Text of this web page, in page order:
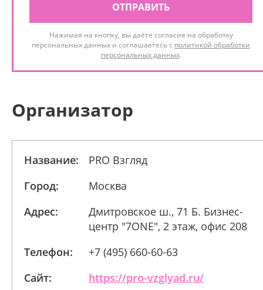
ОТПРАВИТЬ
Нажимая на кнопку, вы даёте согласие на обработку
персональных данных и соглашаетесь с политикой обработки
персональных данных.
Организатор
Название:
PRO Взгляд
Город:
Москва
Адрес:
Дмитровское ш., 71 Б. Бизнес-
центр "7ONE", 2 этаж, офис 208
Телефон:
+7 (495) 660-60-63
Сайт:
https://pro-vzglyad.ru/